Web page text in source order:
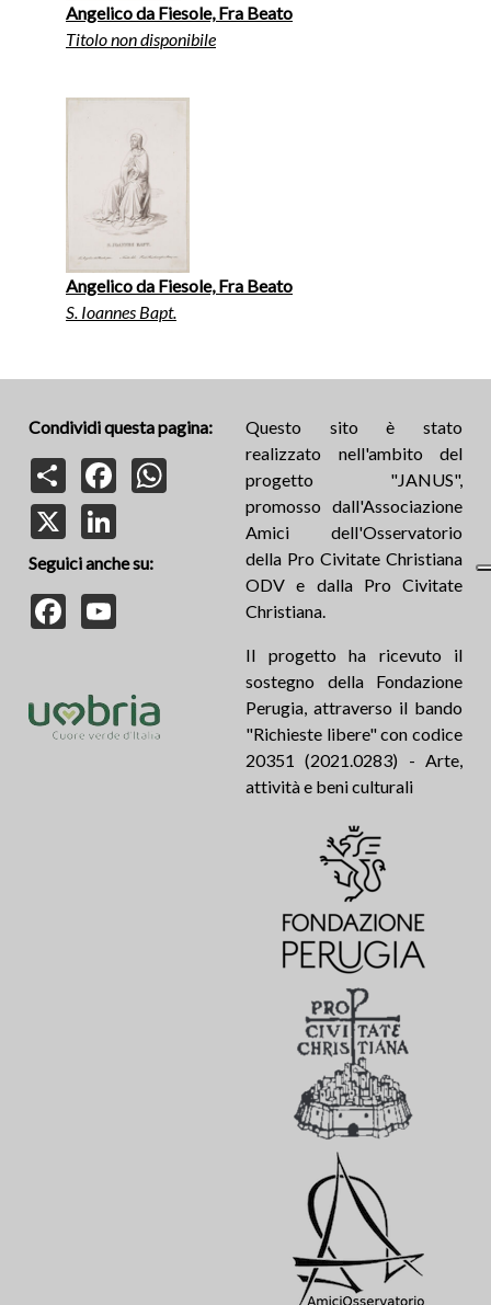
Angelico da Fiesole, Fra Beato
Titolo non disponibile
Angelico da Fiesole, Fra Beato
S. Ioannes Bapt.
Condividi questa pagina:
Share
FacebookWhatsApp
Seguici anche su:
Facebook
Questo sito è stato
realizzato nell'ambito del
progetto "JANUS",
promosso dall'Associazione
Amici dell'Osservatorio
della Pro Civitate Christiana
ODV e dalla Pro Civitate
Christiana.
Il progetto ha ricevuto il
sostegno della Fondazione
Perugia, attraverso il bando
"Richieste libere" con codice
20351 (2021.0283) - Arte,
attività e beni culturali